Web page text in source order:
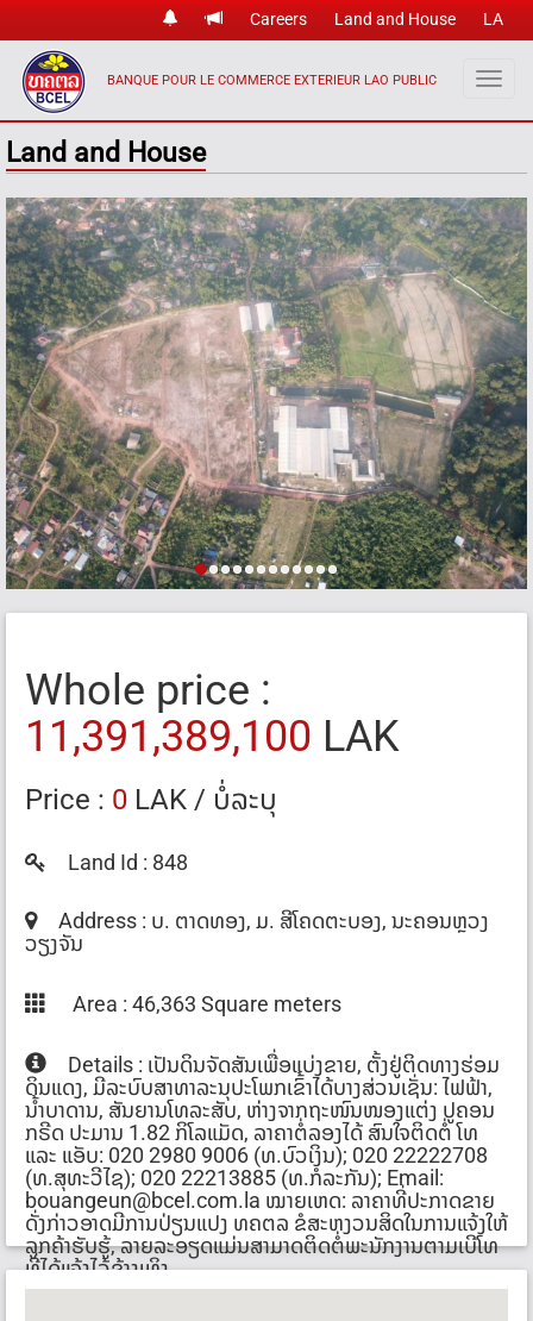
Careers Land and House LA
BANQUE POUR LE COMMERCE EXTERIEUR LAO PUBLIC
Land and House
Previous
Whole price :
11,391,389,100 LAK
Price : 0 LAK / ບໍ່ລະບຸ
Land Id : 848
Address : ບ. ຕາດທອງ, ມ. ສີ​ໂຄດ​ຕະ​ບອງ, ນະຄອນຫຼວງ
ວຽງຈັນ
Area : 46,363 Square meters
Details : ເປັນດິນຈັດສັນເພື່ອແບ່ງຂາຍ, ຕັ້ງຢູ່ຕິດທາງຮ່ອມ
ດິນແດງ, ມີລະບົບສາທາລະນຸປະໂພກເຂົ້າໄດ້ບາງສ່ວນເຊັ່ນ: ໄຟຟ້າ,
ນໍ້າບາດານ, ສັນຍານໂທລະສັບ, ຫ່າງຈາກຖະໜົນໜອງແຕ່ງ ປູຄອນ
ກຣີດ ປະມານ 1.82 ກິໂລແມັດ, ລາຄາຕໍ່ລອງໄດ້ ສົນໃຈຕິດຕໍ່ ໂທ
ແລະ ແອັບ: 020 2980 9006 (ທ.ບົວເງິນ); 020 22222708
(ທ.ສຸທະວີໄຊ); 020 22213885 (ທ.ກໍລະກັນ); Email:
bouangeun@bcel.com.la ໝາຍເຫດ: ລາຄາທີ່ປະກາດຂາຍ
ດັ່ງກ່າວອາດມີການປ່ຽນແປງ ທຄຕລ ຂໍສະຫງວນສິດໃນການແຈ້ງໃຫ້
ລູກຄ້າຮັບຮູ້, ລາຍລະອຽດແມ່ນສາມາດຕິດຕໍ່ພະນັກງານຕາມເບີໂທ
ທີ່ໄດ້ແຈ້ງໄວ້ຂ້າງເທິງ.